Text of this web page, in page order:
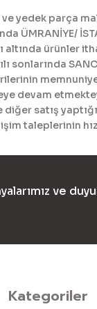
yedek parça
ÜMRANİYE/
altında ürünler
sonlarında
devam
satış
taleplerinin
ve
Kategoriler